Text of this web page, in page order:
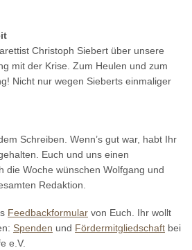
Christoph Siebert über unsere
mit der Krise. Zum Heulen und zum
Nicht nur wegen Sieberts einmaliger
Schreiben. Wenn’s gut war, habt Ihr
Euch und uns einen
die Woche wünschen Wolfgang und
Redaktion.
Feedbackformular von Euch. Ihr wollt
Spenden und Fördermitgliedschaft bei
e.V.